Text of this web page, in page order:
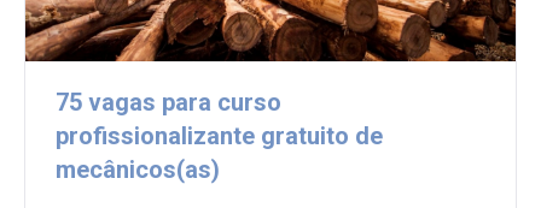
75 vagas para curso
profissionalizante gratuito de
mecânicos(as)